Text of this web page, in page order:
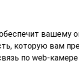
вашему
которую вам
по web-